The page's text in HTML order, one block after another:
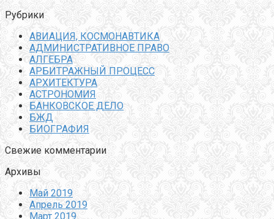
Рубрики
АВИАЦИЯ, КОСМОНАВТИКА
АДМИНИСТРАТИВНОЕ ПРАВО
АЛГЕБРА
АРБИТРАЖНЫЙ ПРОЦЕСС
АРХИТЕКТУРА
АСТРОНОМИЯ
БАНКОВСКОЕ ДЕЛО
БЖД
БИОГРАФИЯ
Свежие комментарии
Архивы
Май 2019
Апрель 2019
Март 2019